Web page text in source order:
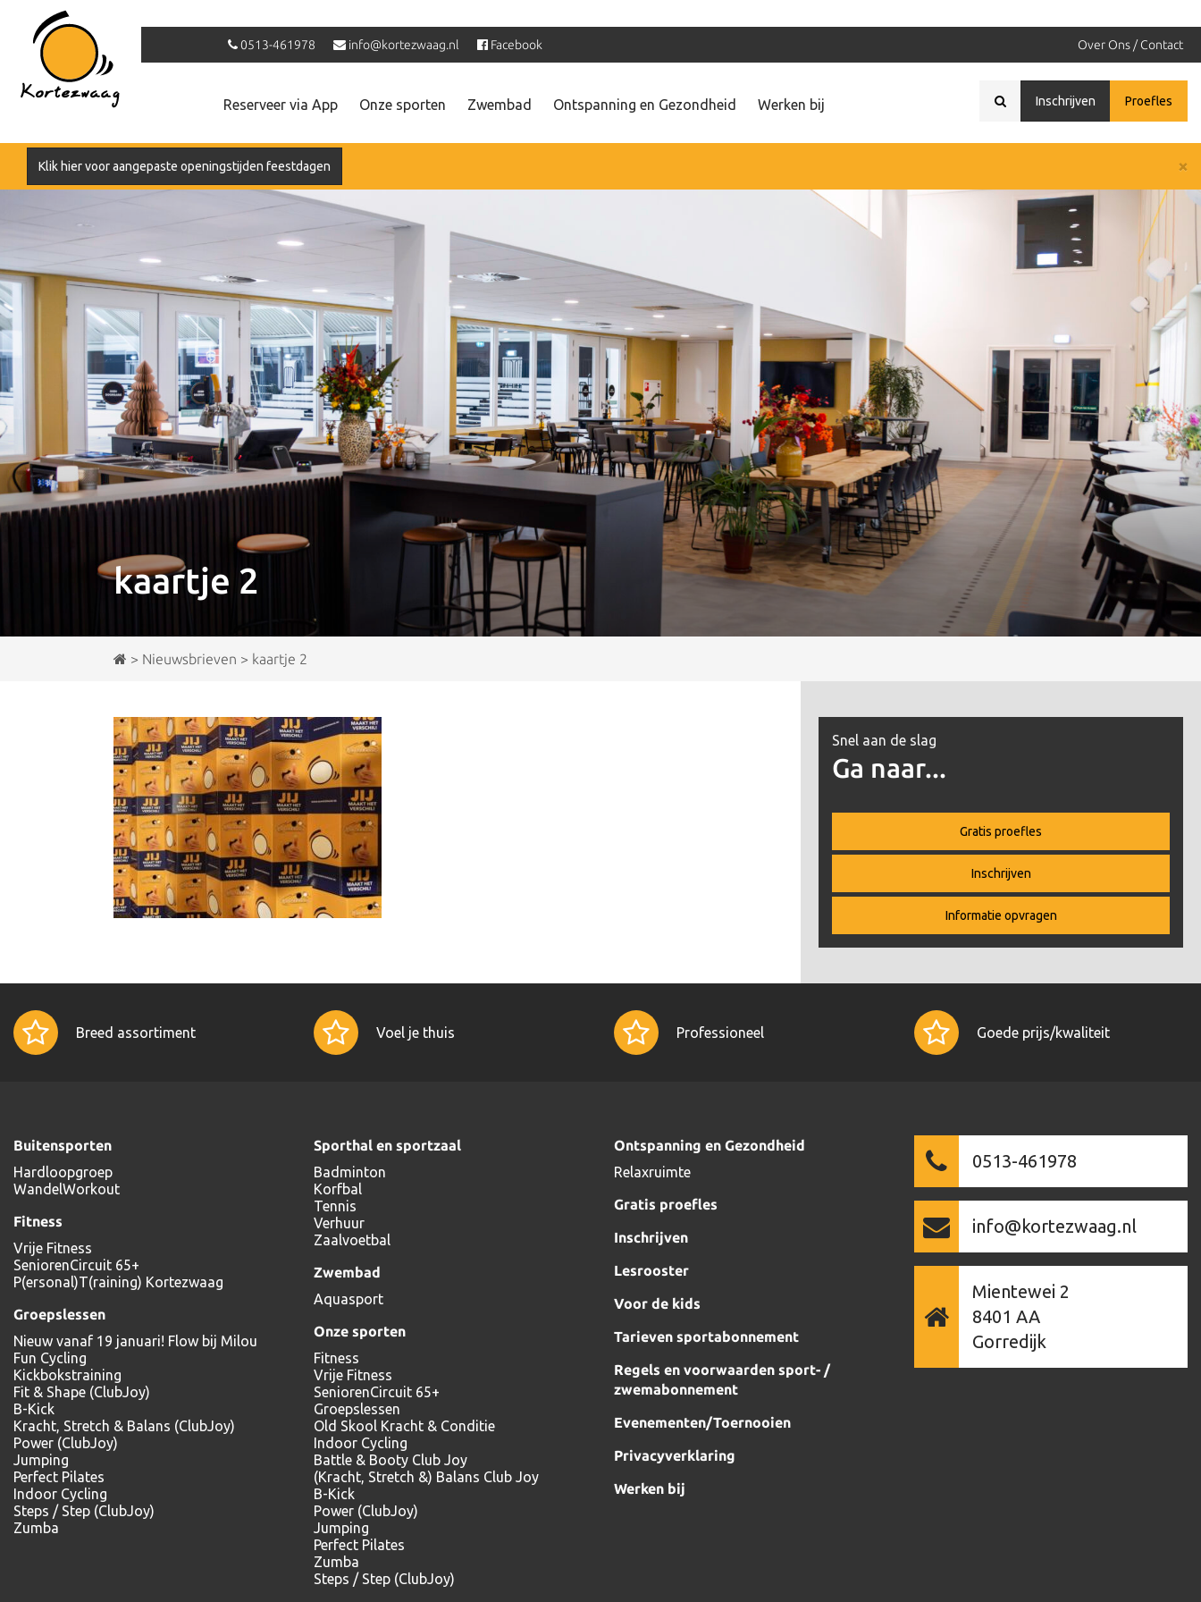
0513-461978 info@kortezwaag.nl Facebook Over Ons / Contact
Reserveer via App Onze sporten Zwembad Ontspanning en Gezondheid Werken bij Inschrijven Proefles
×
Klik hier voor aangepaste openingstijden feestdagen
kaartje 2
> Nieuwsbrieven > kaartje 2
Snel aan de slag
Ga naar...
Gratis proefles
Inschrijven
Informatie opvragen
Breed assortiment Voel je thuis Professioneel Goede prijs/kwaliteit
0513-461978
info@kortezwaag.nl
Mientewei 2
8401 AA
Gorredijk
Buitensporten
Hardloopgroep
WandelWorkout
Fitness
Vrije Fitness
SeniorenCircuit 65+
P(ersonal)T(raining) Kortezwaag
Groepslessen
Nieuw vanaf 19 januari! Flow bij Milou
Fun Cycling
Kickbokstraining
Fit & Shape (ClubJoy)
B-Kick
Kracht, Stretch & Balans (ClubJoy)
Power (ClubJoy)
Jumping
Perfect Pilates
Indoor Cycling
Steps / Step (ClubJoy)
Zumba
Sporthal en sportzaal
Badminton
Korfbal
Tennis
Verhuur
Zaalvoetbal
Zwembad
Aquasport
Onze sporten
Fitness
Vrije Fitness
SeniorenCircuit 65+
Groepslessen
Old Skool Kracht & Conditie
Indoor Cycling
Battle & Booty Club Joy
(Kracht, Stretch &) Balans Club Joy
B-Kick
Power (ClubJoy)
Jumping
Perfect Pilates
Zumba
Steps / Step (ClubJoy)
Ontspanning en Gezondheid
Relaxruimte
Gratis proefles
Inschrijven
Lesrooster
Voor de kids
Tarieven sportabonnement
Regels en voorwaarden sport- /
zwemabonnement
Evenementen/Toernooien
Privacyverklaring
Werken bij